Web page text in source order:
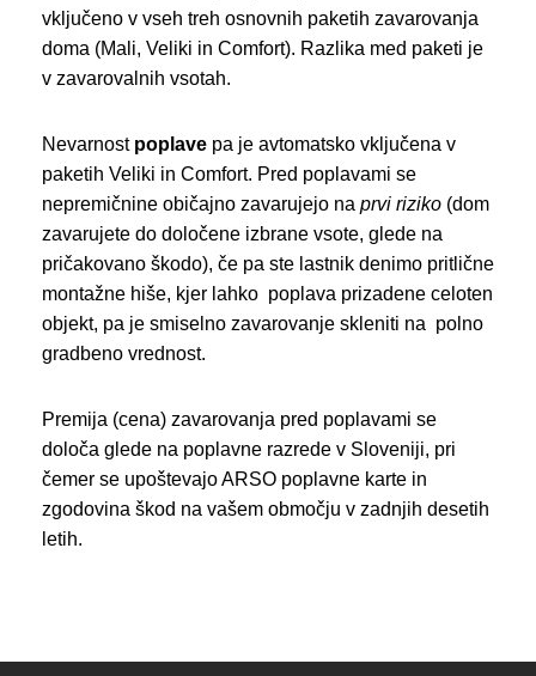
vključeno v vseh treh osnovnih paketih zavarovanja
doma (Mali, Veliki in Comfort). Razlika med paketi je
v zavarovalnih vsotah.
Nevarnost poplave pa je avtomatsko vključena v
paketih Veliki in Comfort. Pred poplavami se
nepremičnine običajno zavarujejo na prvi riziko (dom
zavarujete do določene izbrane vsote, glede na
pričakovano škodo), če pa ste lastnik denimo pritlične
montažne hiše, kjer lahko poplava prizadene celoten
objekt, pa je smiselno zavarovanje skleniti na polno
gradbeno vrednost.
Premija (cena) zavarovanja pred poplavami se
določa glede na poplavne razrede v Sloveniji, pri
čemer se upoštevajo ARSO poplavne karte in
zgodovina škod na vašem območju v zadnjih desetih
letih.